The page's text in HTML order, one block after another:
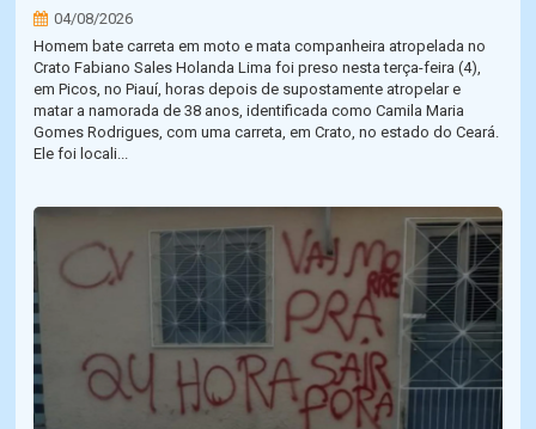
04/08/2026
Homem bate carreta em moto e mata companheira atropelada no
Crato Fabiano Sales Holanda Lima foi preso nesta terça-feira (4),
em Picos, no Piauí, horas depois de supostamente atropelar e
matar a namorada de 38 anos, identificada como Camila Maria
Gomes Rodrigues, com uma carreta, em Crato, no estado do Ceará.
Ele foi locali...